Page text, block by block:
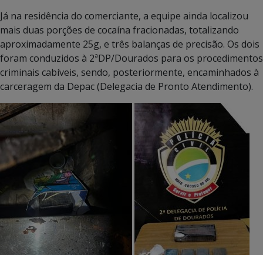
Já na residência do comerciante, a equipe ainda localizou
mais duas porções de cocaína fracionadas, totalizando
aproximadamente 25g, e três balanças de precisão. Os dois
foram conduzidos à 2ªDP/Dourados para os procedimentos
criminais cabíveis, sendo, posteriormente, encaminhados à
carceragem da Depac (Delegacia de Pronto Atendimento).